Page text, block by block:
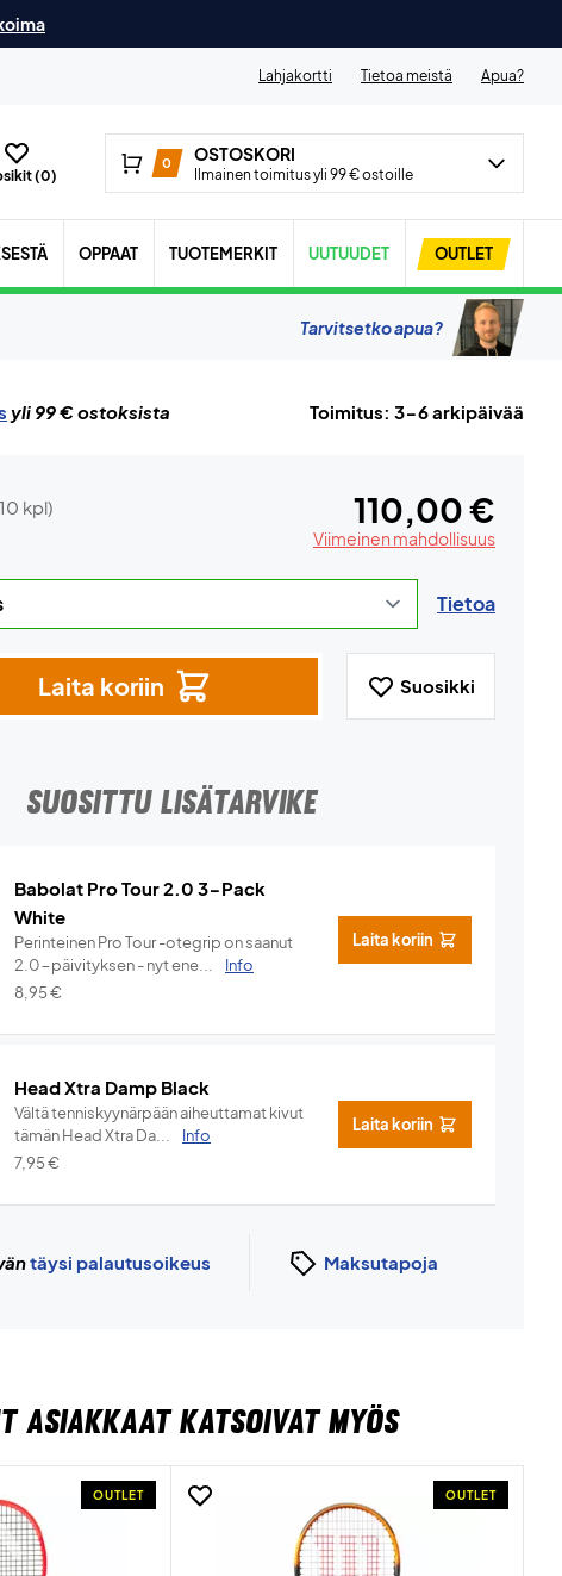
Lahjakortti Tietoa meistä Apua?
(0)
0 OSTOSKORI
Ilmainen toimitus yli 99 € ostoille
OPPAAT TUOTEMERKIT UUTUUDET OUTLET
Tarvitsetko apua?
yli 99 € ostoksista Toimitus: 3-6 arkipäivää
kpl) 110,00 €
Viimeinen mahdollisuus
Tietoa
Laita koriin Suosikki
SUOSITTU LISÄTARVIKE
Babolat Pro Tour 2.0 3-Pack
White
Perinteinen Pro Tour -otegrip on saanut
2.0-päivityksen - nyt ene...
Info
8,95€
Laita koriin
Head Xtra Damp Black
Vältä tenniskyynärpään aiheuttamat kivut
tämän Head Xtra Da...
Info
7,95€
Laita koriin
täysi palautusoikeus Maksutapoja
ASIAKKAAT KATSOIVAT MYÖS
OUTLET OUTLET